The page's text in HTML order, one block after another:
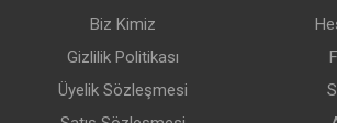
Biz Kimiz
Gizlilik Politikası
Üyelik Sözleşmesi